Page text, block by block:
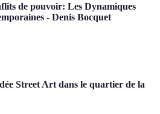
de pouvoir: Les Dynamiques
- Denis Bocquet
Street Art dans le quartier de la